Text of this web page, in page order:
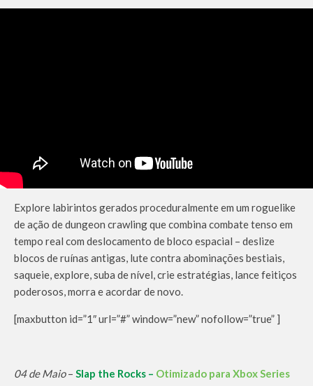
Explore labirintos gerados proceduralmente em um roguelike
de ação de dungeon crawling que combina combate tenso em
tempo real com deslocamento de bloco espacial – deslize
blocos de ruínas antigas, lute contra abominações bestiais,
saqueie, explore, suba de nível, crie estratégias, lance feitiços
poderosos, morra e acordar de novo.
[maxbutton id=”1″ url=”#” window=”new” nofollow=”true” ]
04 de Maio– Slap the Rocks – Otimizado para Xbox Series